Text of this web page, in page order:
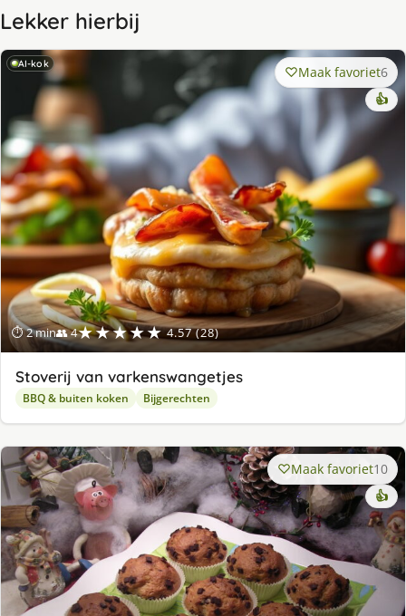
Lekker hierbij
AI-kok
⏱ 2 min👥 4★★★★★ 4.57 (28)
Maak favoriet6
👍
Stoverij van varkenswangetjes
BBQ & buiten koken Bijgerechten
Maak favoriet10
👍